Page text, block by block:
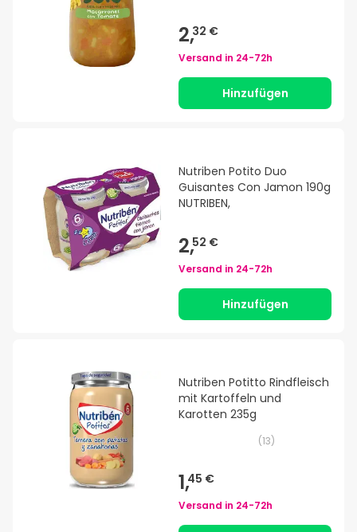
2,32 €
Versand in 24-72h
Hinzufügen
Nutriben Potito Duo
Guisantes Con Jamon 190g
NUTRIBEN,
2,52 €
Versand in 24-72h
Hinzufügen
Nutriben Potitto Rindfleisch
mit Kartoffeln und
Karotten 235g
(13)
1,45 €
Versand in 24-72h